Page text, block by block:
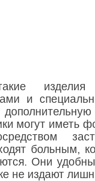
изделия
и
могут иметь
больным,
Они
не издают